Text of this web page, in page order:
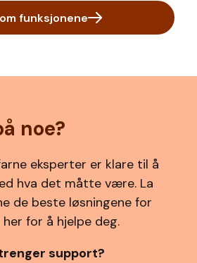
funksjonene
noe?
eksperter er klare til å
hva det måtte være. La
de beste løsningene for
for å hjelpe deg.
support?